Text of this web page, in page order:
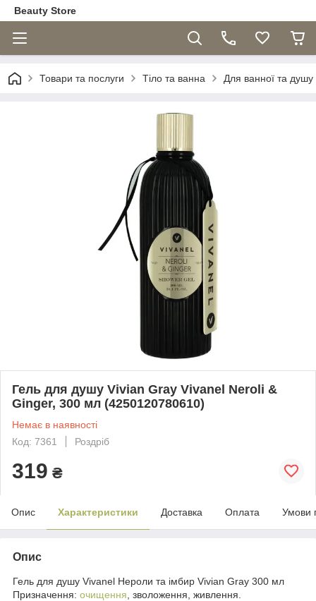
Beauty Store
Товари та послуги Тіло та ванна Для ванної та душу
Гель для душу Vivian Gray Vivanel Neroli &
Ginger, 300 мл (4250120780610)
Немає в наявності
Код: 7361
Роздріб
319 ₴
Опис Характеристики Доставка Оплата Умови
Опис
Гель для душу Vivanel Нероли та імбир Vivian Gray 300 мл
Призначення: очищення , зволоження, живлення.